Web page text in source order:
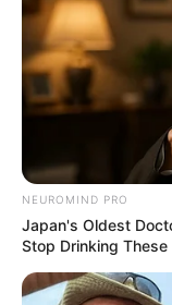
ansetzen.
kfurt-
auf dem
errichtet und
Stadtwaldes
dhaus.htm.
NEUROMIND PRO
Japan's Oldest
Stop Drinking